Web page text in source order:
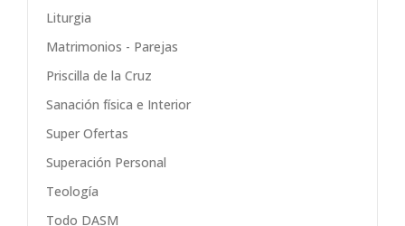
Liturgia
Matrimonios - Parejas
Priscilla de la Cruz
Sanación física e Interior
Super Ofertas
Superación Personal
Teología
Todo DASM